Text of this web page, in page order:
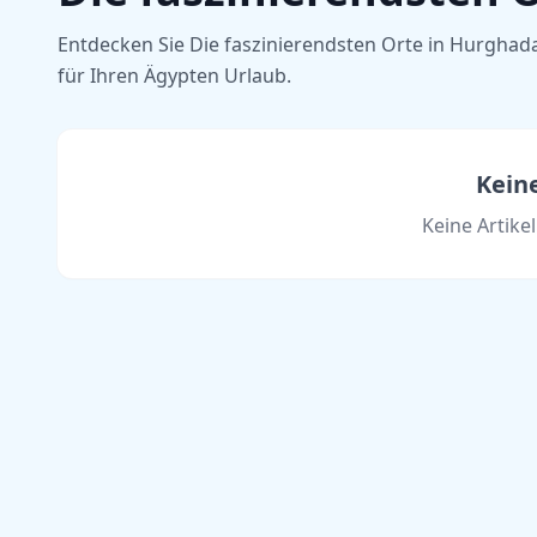
Entdecken Sie Die faszinierendsten Orte in
für Ihren Ägypten Urlaub.
Keine